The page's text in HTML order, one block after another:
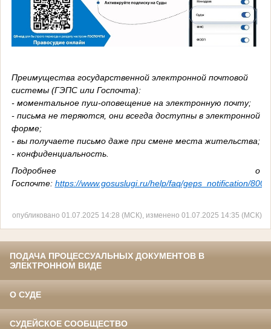
Преимущества государственной электронной почтовой
системы (ГЭПС или Госпочта):
- моментальное пуш-оповещение на электронную почту;
- письма не теряются, они всегда доступны в электронной
форме;
- вы получаете письмо даже при смене места жительства;
- конфиденциальность.
Подробнее о
Госпочте: https://www.gosuslugi.ru/help/faq/geps_notification/
опубликовано 01.07.2025 14:28 (МСК), изменено 01.07.2025 14:35 (МСК)
ПОДАЧА ПРОЦЕССУАЛЬНЫХ ДОКУМЕНТОВ В
ЭЛЕКТРОННОМ ВИДЕ
О СУДЕ
СУДЕЙСКОЕ СООБЩЕСТВО